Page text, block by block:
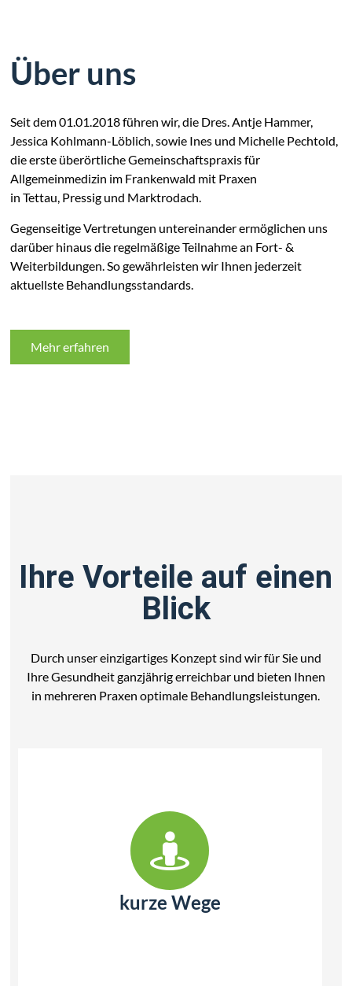
Über uns
Seit dem 01.01.2018 führen wir, die Dres. Antje Hammer,
Jessica Kohlmann-Löblich, sowie Ines und Michelle Pechtold,
die erste überörtliche Gemeinschaftspraxis für
Allgemeinmedizin im Frankenwald mit Praxen
in Tettau, Pressig und Marktrodach.
Gegenseitige Vertretungen untereinander ermöglichen uns
darüber hinaus die regelmäßige Teilnahme an Fort- &
Weiterbildungen. So gewährleisten wir Ihnen jederzeit
aktuellste Behandlungsstandards.
Mehr erfahren
Ihre Vorteile auf einen
Blick
Durch unser einzigartiges Konzept sind wir für Sie und
Ihre Gesundheit ganzjährig erreichbar und bieten Ihnen
in mehreren Praxen optimale Behandlungsleistungen.
kurze Wege